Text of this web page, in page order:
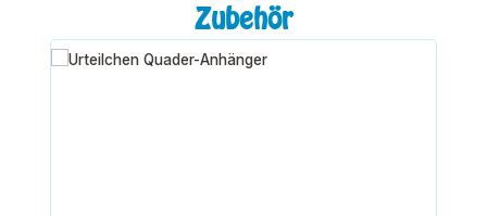
Produktgalerie überspringenZubehör